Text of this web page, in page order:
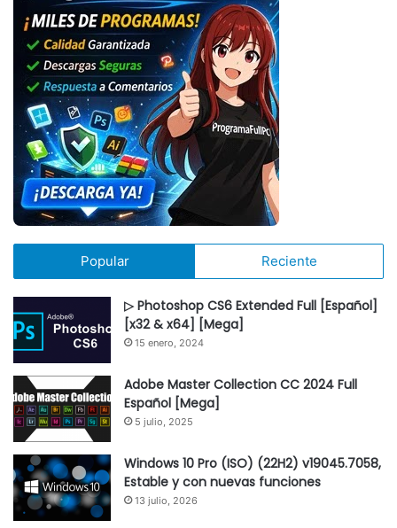
Popular Reciente
▷ Photoshop CS6 Extended Full [Español]
[x32 & x64] [Mega]
15 enero, 2024
Adobe Master Collection CC 2024 Full
Español [Mega]
5 julio, 2025
Windows 10 Pro (ISO) (22H2) v19045.7058,
Estable y con nuevas funciones
13 julio, 2026